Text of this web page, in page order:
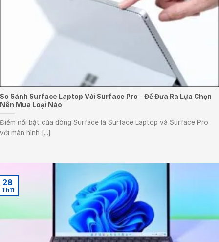
So Sánh Surface Laptop Với Surface Pro – Để Đưa Ra Lựa Chọn
Nên Mua Loại Nào
Điểm nổi bật của dòng Surface là Surface Laptop và Surface Pro
với màn hình [...]
28
Th11